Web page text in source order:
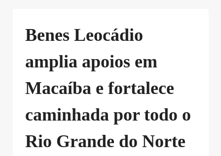
Benes Leocádio
amplia apoios em
Macaíba e fortalece
caminhada por todo o
Rio Grande do Norte